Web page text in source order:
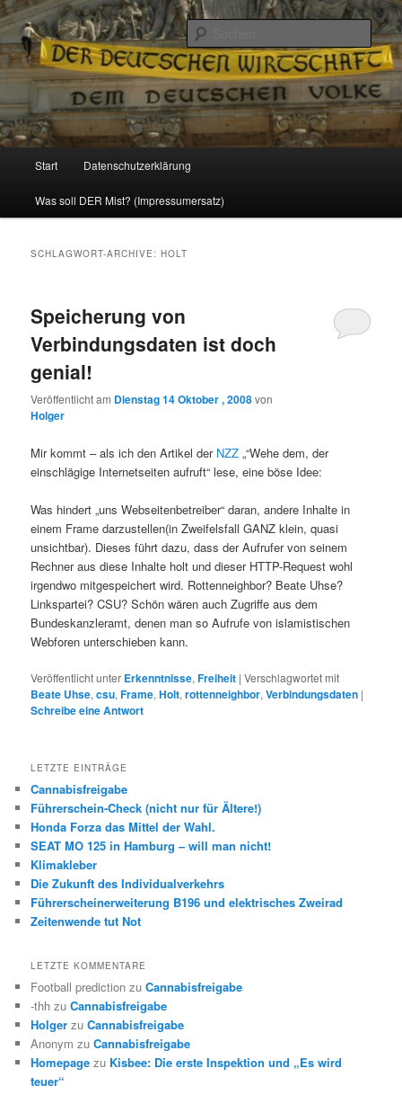
Reizzentrum
Politik, Wirtschaft, Soziales und Gesellschaft
Zum
Inhalt
Zum
sekundären
Start Datenschutzerklärung
Was soll DER Mist? (Impressumersatz)
SCHLAGWORT-ARCHIVE:HOLT
Speicherung von
Verbindungsdaten ist doch
genial!
Veröffentlicht am Dienstag 14 Oktober , 2008von
Holger
Mir kommt – als ich den Artikel der NZZ „“Wehe dem, der
einschlägige Internetseiten aufruft“ lese, eine böse Idee:
Was hindert „uns Webseitenbetreiber“ daran, andere Inhalte in
einem Frame darzustellen(in Zweifelsfall GANZ klein, quasi
unsichtbar). Dieses führt dazu, dass der Aufrufer von seinem
Rechner aus diese Inhalte holt und dieser HTTP-Request wohl
irgendwo mitgespeichert wird. Rottenneighbor? Beate Uhse?
Linkspartei? CSU? Schön wären auch Zugriffe aus dem
Bundeskanzleramt, denen man so Aufrufe von islamistischen
Webforen unterschieben kann.
Veröffentlicht unter Erkenntnisse,Freiheit |Verschlagwortet mit
Beate Uhse,csu,Frame,Holt,rottenneighbor,Verbindungsdaten |
Schreibe eine Antwort
LETZTE EINTRÄGE
Cannabisfreigabe
Führerschein-Check (nicht nur für Ältere!)
Honda Forza das Mittel der Wahl.
SEAT MO 125 in Hamburg – will man nicht!
Klimakleber
Die Zukunft des Individualverkehrs
Führerscheinerweiterung B196 und elektrisches Zweirad
Zeitenwende tut Not
LETZTE KOMMENTARE
Football prediction zuCannabisfreigabe
-thh zuCannabisfreigabe
Holger zuCannabisfreigabe
Anonym zuCannabisfreigabe
Homepage zu Kisbee: Die erste Inspektion und „Es wird
teuer“